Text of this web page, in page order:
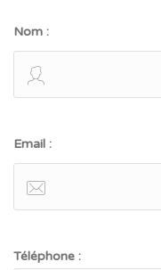
Nom :
Email :
Téléphone :